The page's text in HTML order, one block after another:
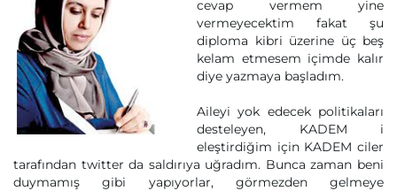
cevap vermem yine
vermeyecektim fakat şu
diploma kibri üzerine üç beş
kelam etmesem içimde kalır
diye yazmaya başladım.
Aileyi yok edecek politikaları
desteleyen, KADEM i
eleştirdiğim için KADEM ciler
tarafından twitter da saldırıya uğradım. Bunca zaman beni
duymamış gibi yapıyorlar, görmezden gelmeye